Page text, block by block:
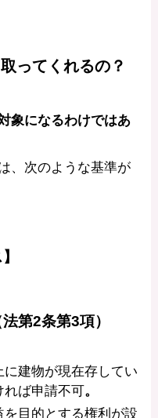
ってくれるの？
象になるわけではあ
、次のような基準が
第2条第3項）
に建物が現在存してい
れば申請不可。
を目的とする権利が設